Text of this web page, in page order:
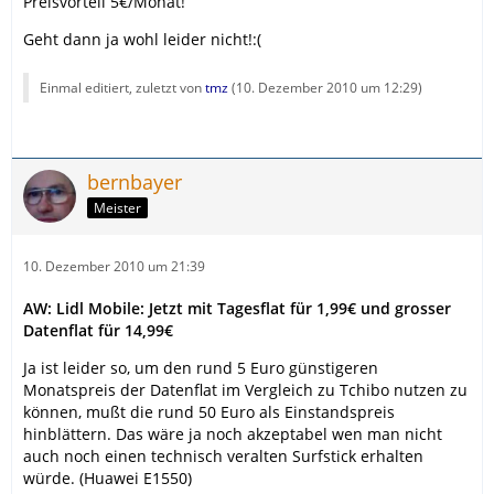
Geht dann ja wohl leider nicht!:(
Einmal editiert, zuletzt vontmz(10. Dezember 2010 um 12:29)
bernbayer
Meister
10. Dezember 2010 um 21:39
AW: Lidl Mobile: Jetzt mit Tagesflat für 1,99€ und grosser
Datenflat für 14,99€
Ja ist leider so, um den rund 5 Euro günstigeren
Monatspreis der Datenflat im Vergleich zu Tchibo nutzen zu
können, mußt die rund 50 Euro als Einstandspreis
hinblättern. Das wäre ja noch akzeptabel wen man nicht
auch noch einen technisch veralten Surfstick erhalten
würde. (Huawei E1550)